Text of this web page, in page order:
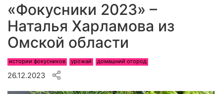
«Фокусники 2023» –
Наталья Харламова из
Омской области
истории фокусников урожай домашний огород
26.12.2023